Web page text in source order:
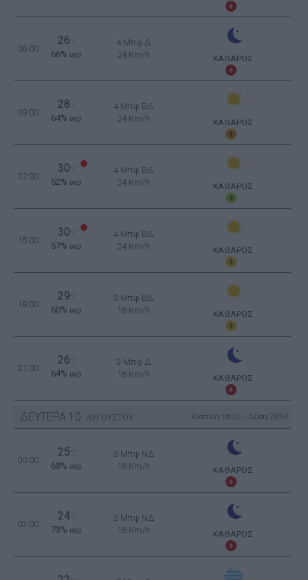
06:00
26
66% υγρ.
4 Μπφ Δ
24 Km/h
ΚΑΘΑΡΟΣ
09:00
28
64% υγρ.
4 Μπφ ΒΔ
24 Km/h
ΚΑΘΑΡΟΣ
12:00
30
52% υγρ.
4 Μπφ ΒΔ
24 Km/h
ΚΑΘΑΡΟΣ
15:00
30
57% υγρ.
4 Μπφ ΒΔ
24 Km/h
ΚΑΘΑΡΟΣ
18:00
29
60% υγρ.
3 Μπφ ΒΔ
16 Km/h
ΚΑΘΑΡΟΣ
21:00
26
64% υγρ.
3 Μπφ Δ
16 Km/h
ΚΑΘΑΡΟΣ
ΔΕΥΤΕΡΑ 10 ΑΥΓΟΥΣΤΟΥ Ανατολή: 06:33 - Δύση 20:13
00:00
25
68% υγρ.
3 Μπφ ΝΔ
16 Km/h
ΚΑΘΑΡΟΣ
03:00
24°C
73% υγρ.
3 Μπφ ΝΔ
16 Km/h
ΚΑΘΑΡΟΣ